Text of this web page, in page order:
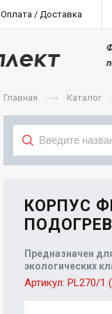
Оплата / Доставка
Главная Каталог
КОРПУС
Предназначен
экологических
Артикул: PL270/1